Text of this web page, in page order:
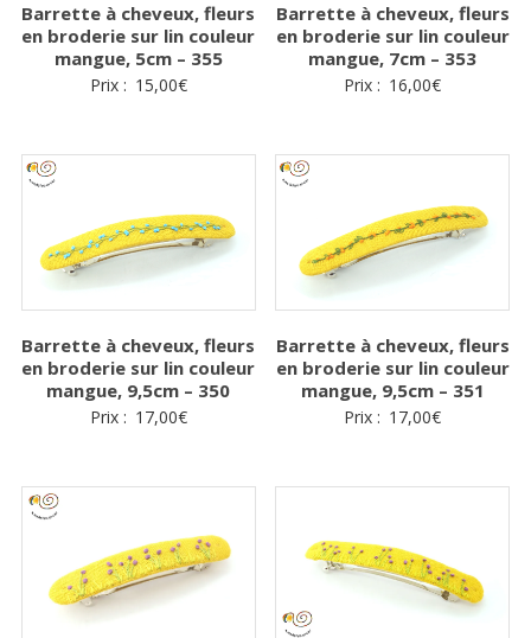
Barrette à cheveux, fleurs
en broderie sur lin couleur
mangue, 5cm – 355
Prix : 15,00€
Barrette à cheveux, fleurs
en broderie sur lin couleur
mangue, 7cm – 353
Prix : 16,00€
Barrette à cheveux, fleurs
en broderie sur lin couleur
mangue, 9,5cm – 350
Prix : 17,00€
Barrette à cheveux, fleurs
en broderie sur lin couleur
mangue, 9,5cm – 351
Prix : 17,00€